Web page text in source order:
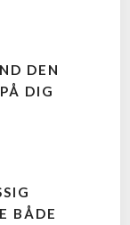
DEN
DIG
BÅDE